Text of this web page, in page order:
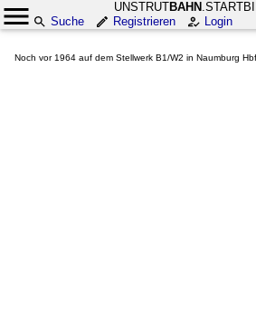
UNSTRUTBAHN
Suche
Registrieren Login
Noch vor 1964 auf dem Stellwerk B1/W2 in Naumburg Hbf